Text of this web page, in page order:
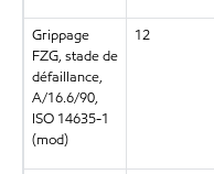
Grippage
FZG, stade de
défaillance,
A/16.6/90,
ISO 14635-1
(mod)
12